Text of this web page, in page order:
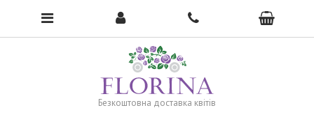
Безкоштовна доставка квітів
To open the menu, click here →